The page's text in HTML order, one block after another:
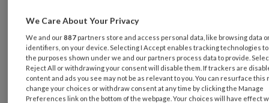
Niet alleen de zorg voor hun dochter en
krijgt het nodige te verduren. Tot nu toe niets
ongewoons zou je denken, maar hun lieve,
prachtige dochter die onlangs elf jaar
geworden is, heeft het zeldzame Rett-
We Care About Your Privacy
We and our887partners store and access personal data, like browsing data
identifiers, on your device. Selecting I Accept enables tracking technologies
the purposes shown under we and our partners process data to provide.
Reject All or withdrawing your consent will disable them. If trackers are
content and ads you see may not be as relevant to you. You can resurface this
change your choices or withdraw consent at any time by clicking the Manage
Preferences link on the bottom of the webpage. Your choices will have effect